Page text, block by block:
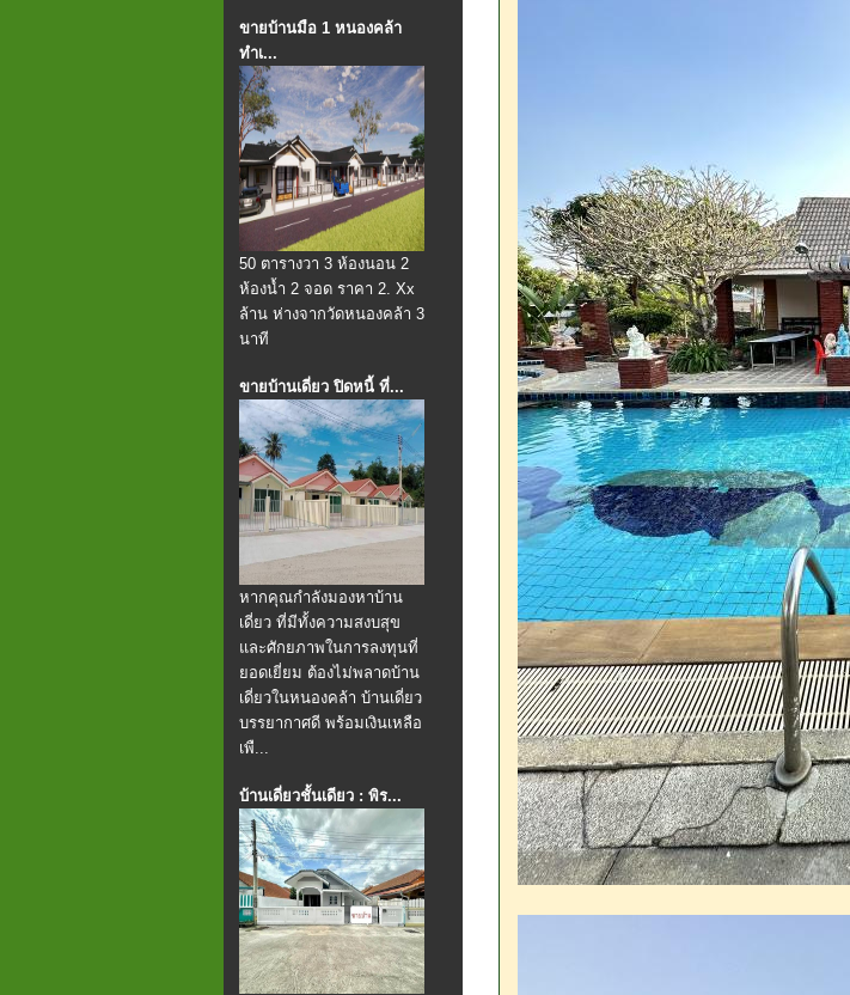
ขายบ้านมือ 1 หนองคล้า
ทำเ...
50 ตารางวา 3 ห้องนอน 2
ห้องน้ำ 2 จอด ราคา 2. Xx
ล้าน ห่างจากวัดหนองคล้า 3
นาที
ขายบ้านเดี่ยว ปิดหนี้ ที่...
หากคุณกำลังมองหาบ้าน
เดี่ยว ที่มีทั้งความสงบสุข
และศักยภาพในการลงทุนที่
ยอดเยี่ยม ต้องไม่พลาดบ้าน
เดี่ยวในหนองคล้า บ้านเดี่ยว
บรรยากาศดี พร้อมเงินเหลือ
เพื...
บ้านเดี่ยวชั้นเดียว : พิร...